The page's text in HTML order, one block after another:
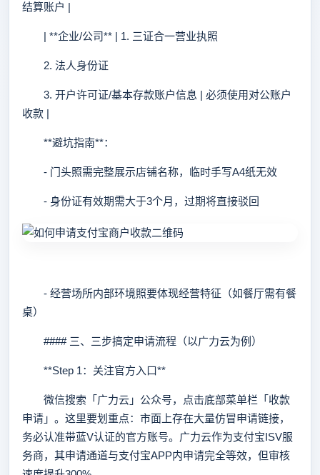
结算账户 |
| **企业/公司** | 1. 三证合一营业执照
2. 法人身份证
3. 开户许可证/基本存款账户信息 | 必须使用对公账户
收款 |
**避坑指南**：
- 门头照需完整展示店铺名称，临时手写A4纸无效
- 身份证有效期需大于3个月，过期将直接驳回
- 经营场所内部环境照要体现经营特征（如餐厅需有餐
桌）
#### 三、三步搞定申请流程（以广力云为例）
**Step 1：关注官方入口**
微信搜索「广力云」公众号，点击底部菜单栏「收款
申请」。这里要划重点：市面上存在大量仿冒申请链接，
务必认准带蓝V认证的官方账号。广力云作为支付宝ISV服
务商，其申请通道与支付宝APP内申请完全等效，但审核